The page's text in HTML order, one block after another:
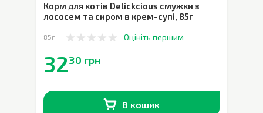
Корм для котів Delickcious смужки з
лососем та сиром в крем-супі, 85г
85г Оцініть першим
3230 грн
В кошик